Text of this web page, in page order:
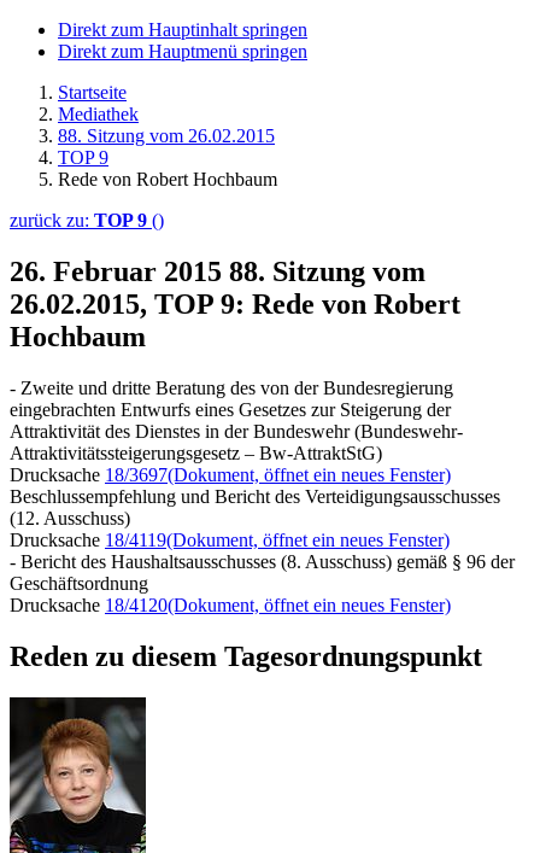
Direkt zum Hauptinhalt springen
Direkt zum Hauptmenü springen
Startseite
Mediathek
88. Sitzung vom 26.02.2015
TOP 9
Rede von Robert Hochbaum
zurück zu: TOP 9 ()
26. Februar 2015 88. Sitzung vom
26.02.2015, TOP 9: Rede von Robert
Hochbaum
- Zweite und dritte Beratung des von der Bundesregierung
eingebrachten Entwurfs eines Gesetzes zur Steigerung der
Attraktivität des Dienstes in der Bundeswehr (Bundeswehr-
Attraktivitätssteigerungsgesetz – Bw-AttraktStG)
Drucksache 18/3697(Dokument, öffnet ein neues Fenster)
Beschlussempfehlung und Bericht des Verteidigungsausschusses
(12. Ausschuss)
Drucksache 18/4119(Dokument, öffnet ein neues Fenster)
- Bericht des Haushaltsausschusses (8. Ausschuss) gemäß § 96 der
Geschäftsordnung
Drucksache 18/4120(Dokument, öffnet ein neues Fenster)
Reden zu diesem Tagesordnungspunkt